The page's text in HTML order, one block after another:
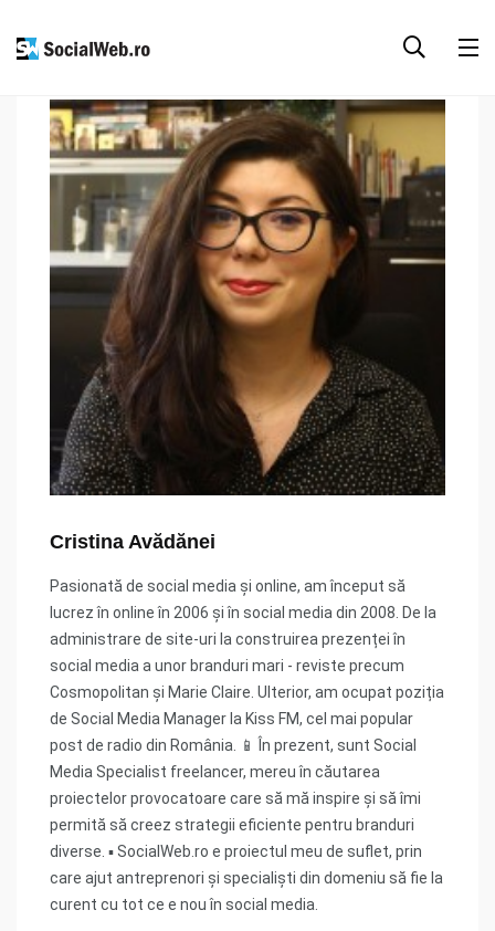
Cristina Avădănei
Pasionată de social media și online, am început să
lucrez în online în 2006 și în social media din 2008. De la
administrare de site-uri la construirea prezenței în
social media a unor branduri mari - reviste precum
Cosmopolitan și Marie Claire. Ulterior, am ocupat poziția
de Social Media Manager la Kiss FM, cel mai popular
post de radio din România. 📱 În prezent, sunt Social
Media Specialist freelancer, mereu în căutarea
proiectelor provocatoare care să mă inspire și să îmi
permită să creez strategii eficiente pentru branduri
diverse. ▪ SocialWeb.ro e proiectul meu de suflet, prin
care ajut antreprenori și specialiști din domeniu să fie la
curent cu tot ce e nou în social media.